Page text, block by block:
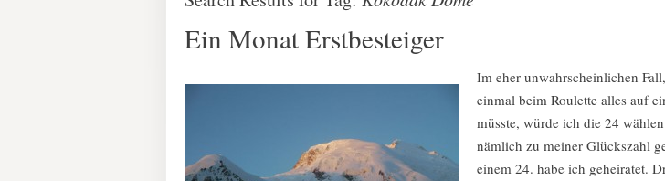
Ein Monat Erstbesteiger
Im eher unwahrscheinlichen
einmal beim Roulette alles auf
müsste, würde ich die 24
nämlich zu meiner Glückszahl
einem 24. habe ich geheiratet.